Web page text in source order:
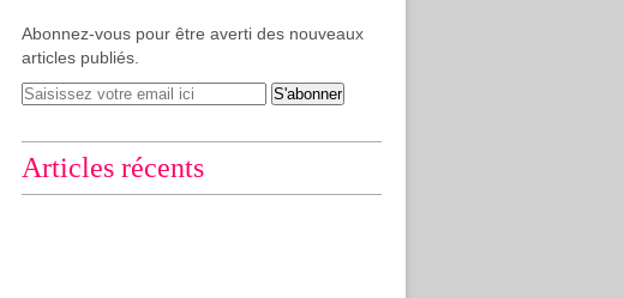
Abonnez-vous pour être averti des nouveaux
articles publiés.
Articles récents